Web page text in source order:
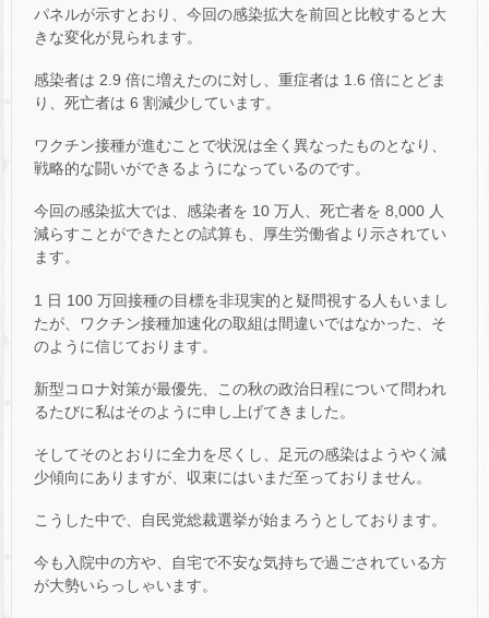
パネルが示すとおり、今回の感染拡大を前回と比較すると大
きな変化が見られます。
感染者は 2.9 倍に増えたのに対し、重症者は 1.6 倍にとどま
り、死亡者は 6 割減少しています。
ワクチン接種が進むことで状況は全く異なったものとなり、
戦略的な闘いができるようになっているのです。
今回の感染拡大では、感染者を 10 万人、死亡者を 8,000 人
減らすことができたとの試算も、厚生労働省より示されてい
ます。
1 日 100 万回接種の目標を非現実的と疑問視する人もいまし
たが、ワクチン接種加速化の取組は間違いではなかった、そ
のように信じております。
新型コロナ対策が最優先、この秋の政治日程について問われ
るたびに私はそのように申し上げてきました。
そしてそのとおりに全力を尽くし、足元の感染はようやく減
少傾向にありますが、収束にはいまだ至っておりません。
こうした中で、自民党総裁選挙が始まろうとしております。
今も入院中の方や、自宅で不安な気持ちで過ごされている方
が大勢いらっしゃいます。